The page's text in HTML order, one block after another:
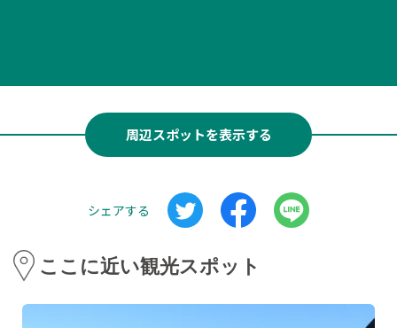
周辺スポットを表示する
シェアする
ここに近い観光スポット